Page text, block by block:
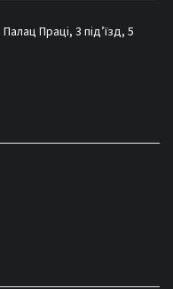
Праці, 3 під’їзд, 5